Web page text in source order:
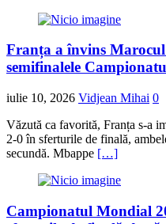
Franța a învins
semifinalele
iulie 10, 2026 Vidjean Mihai 0
Văzută ca favorită, Franța s-a
2-0 în sferturile de finală,
secundă. Mbappe […]
Campionatul Mondial